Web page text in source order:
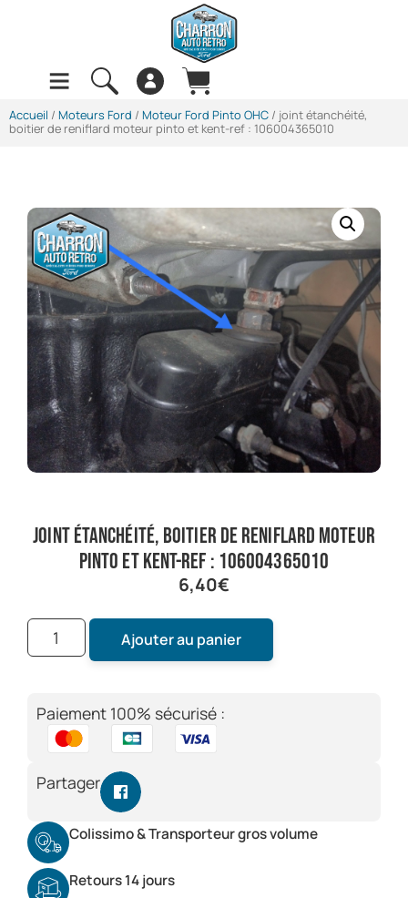
Accueil / Moteurs Ford / Moteur Ford Pinto OHC / joint étanchéité,
boitier de reniflard moteur pinto et kent-ref : 106004365010
joint étanchéité, boitier de reniflard moteur
pinto et kent-ref : 106004365010
6,40€
Ajouter au panier
Paiement 100% sécurisé :
Partager
Colissimo & Transporteur gros volume
Retours 14 jours